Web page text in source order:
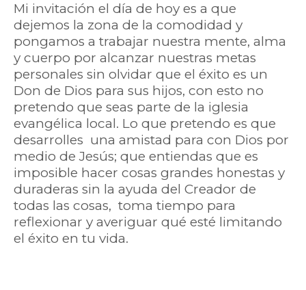
Mi invitación el día de hoy es a que
dejemos la zona de la comodidad y
pongamos a trabajar nuestra mente, alma
y cuerpo por alcanzar nuestras metas
personales sin olvidar que el éxito es un
Don de Dios para sus hijos, con esto no
pretendo que seas parte de la iglesia
evangélica local. Lo que pretendo es que
desarrolles una amistad para con Dios por
medio de Jesús; que entiendas que es
imposible hacer cosas grandes honestas y
duraderas sin la ayuda del Creador de
todas las cosas, toma tiempo para
reflexionar y averiguar qué esté limitando
el éxito en tu vida.